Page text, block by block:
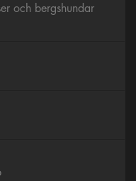
och bergshundar